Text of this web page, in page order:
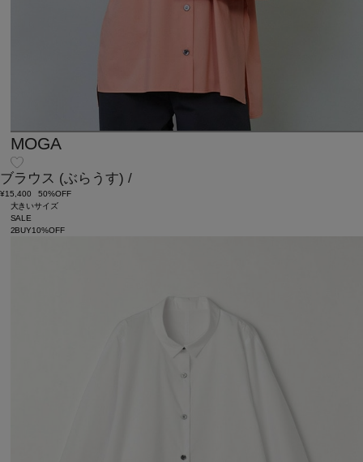
MOGA
ブラウス (ぶらうす) /
¥15,400
50%OFF
大きいサイズ
SALE
2BUY10%OFF